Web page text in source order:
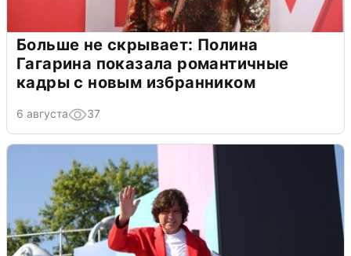
Больше не скрывает: Полина
Гагарина показала романтичные
кадры с новым избранником
6 августа 37